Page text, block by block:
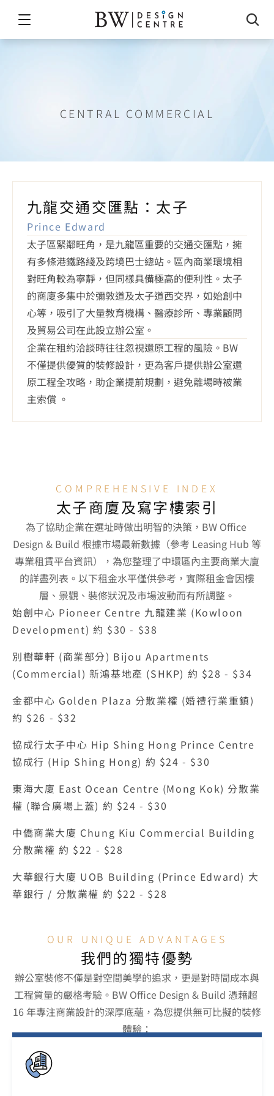
CENTRAL COMMERCIAL
九龍交通交匯點：太子
Prince Edward
太子區緊鄰旺角，是九龍區重要的交通交匯點，擁
有多條港鐵路綫及跨境巴士總站。區內商業環境相
對旺角較為寧靜，但同樣具備極高的便利性。太子
的商廈多集中於彌敦道及太子道西交界，如始創中
心等，吸引了大量教育機構、醫療診所、專業顧問
及貿易公司在此設立辦公室。
企業在租約洽談時往往忽視還原工程的風險。BW
不僅提供優質的裝修設計，更為客戶提供辦公室還
原工程全攻略，助企業提前規劃，避免離場時被業
主索償 。
COMPREHENSIVE INDEX
太子商廈及寫字樓索引
為了協助企業在選址時做出明智的決策，BW Office
Design & Build 根據市場最新數據（參考 Leasing Hub 等
專業租賃平台資訊），為您整理了中環區內主要商業大廈
的詳盡列表。以下租金水平僅供參考，實際租金會因樓
層、景觀、裝修狀況及市場波動而有所調整。
始創中心 Pioneer Centre 九龍建業 (Kowloon
Development) 約 $30 - $38
別樹華軒 (商業部分) Bijou Apartments
(Commercial) 新鴻基地產 (SHKP) 約 $28 - $34
金都中心 Golden Plaza 分散業權 (婚禮行業重鎮)
約 $26 - $32
協成行太子中心 Hip Shing Hong Prince Centre
協成行 (Hip Shing Hong) 約 $24 - $30
東海大廈 East Ocean Centre (Mong Kok) 分散業
權 (聯合廣場上蓋) 約 $24 - $30
中僑商業大廈 Chung Kiu Commercial Building
分散業權 約 $22 - $28
大華銀行大廈 UOB Building (Prince Edward) 大
華銀行 / 分散業權 約 $22 - $28
OUR UNIQUE ADVANTAGES
我們的獨特優勢
辦公室裝修不僅是對空間美學的追求，更是對時間成本與
工程質量的嚴格考驗。BW Office Design & Build 憑藉超
16 年專注商業設計的深厚底蘊，為您提供無可比擬的裝修
體驗：